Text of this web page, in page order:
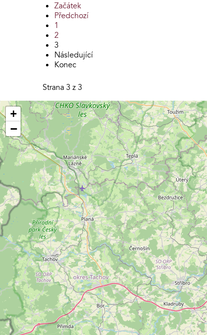
Začátek
Předchozí
1
2
3
Následující
Konec
Strana 3 z 3
+
−